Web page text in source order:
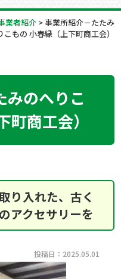
業者紹介>事業所紹介－たたみ
こもの 小春縁（上下町商工会）
みのへりこ
商工会）
り入れた、古く
アクセサリーを
投稿日：2025.05.01